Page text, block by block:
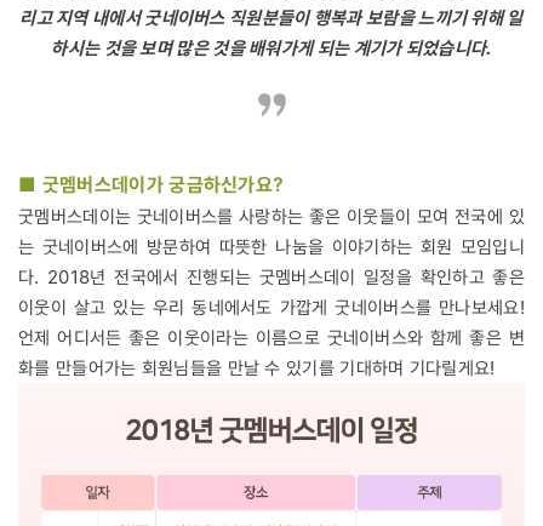
리고 지역 내에서 굿네이버스 직원분들이 행복과 보람을 느끼기 위해 일
하시는 것을 보며 많은 것을 배워가게 되는 계기가 되었습니다.
■ 굿멤버스데이가 궁금하신가요?
굿멤버스데이는 굿네이버스를 사랑하는 좋은 이웃들이 모여 전국에 있
는 굿네이버스에 방문하여 따뜻한 나눔을 이야기하는 회원 모임입니
다. 2018년 전국에서 진행되는 굿멤버스데이 일정을 확인하고 좋은
이웃이 살고 있는 우리 동네에서도 가깝게 굿네이버스를 만나보세요!
언제 어디서든 좋은 이웃이라는 이름으로 굿네이버스와 함께 좋은 변
화를 만들어가는 회원님들을 만날 수 있기를 기대하며 기다릴게요!